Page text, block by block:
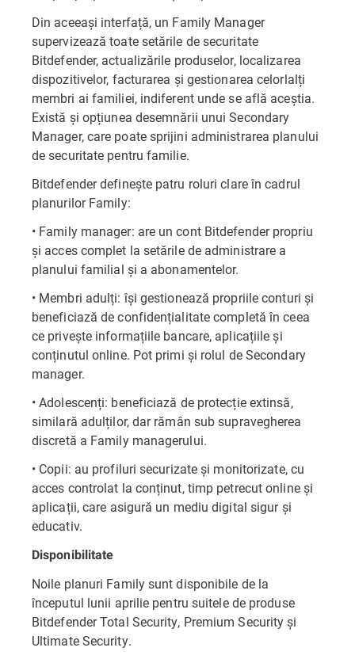
Din aceeași interfață, un Family Manager
supervizează toate setările de securitate
Bitdefender, actualizările produselor, localizarea
dispozitivelor, facturarea și gestionarea celorlalți
membri ai familiei, indiferent unde se află aceștia.
Există și opțiunea desemnării unui Secondary
Manager, care poate sprijini administrarea planului
de securitate pentru familie.
Bitdefender definește patru roluri clare în cadrul
planurilor Family:
• Family manager: are un cont Bitdefender propriu
și acces complet la setările de administrare a
planului familial și a abonamentelor.
• Membri adulți: își gestionează propriile conturi și
beneficiază de confidențialitate completă în ceea
ce privește informațiile bancare, aplicațiile și
conținutul online. Pot primi și rolul de Secondary
manager.
• Adolescenți: beneficiază de protecție extinsă,
similară adulților, dar rămân sub supravegherea
discretă a Family managerului.
• Copii: au profiluri securizate și monitorizate, cu
acces controlat la conținut, timp petrecut online și
aplicații, care asigură un mediu digital sigur și
educativ.
Disponibilitate
Noile planuri Family sunt disponibile de la
începutul lunii aprilie pentru suitele de produse
Bitdefender Total Security, Premium Security și
Ultimate Security.